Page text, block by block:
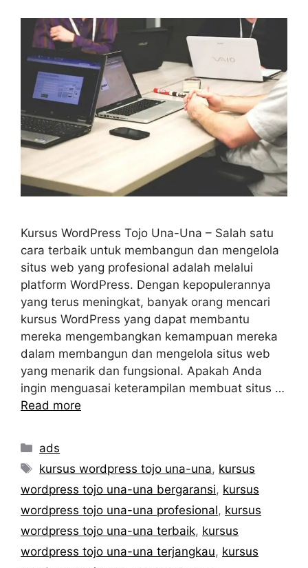
Kursus WordPress Tojo Una-Una – Salah satu
cara terbaik untuk membangun dan mengelola
situs web yang profesional adalah melalui
platform WordPress. Dengan kepopulerannya
yang terus meningkat, banyak orang mencari
kursus WordPress yang dapat membantu
mereka mengembangkan kemampuan mereka
dalam membangun dan mengelola situs web
yang menarik dan fungsional. Apakah Anda
ingin menguasai keterampilan membuat situs …
Read more
Categories
ads
Tags
kursus wordpress tojo una-una, kursus
wordpress tojo una-una bergaransi, kursus
wordpress tojo una-una profesional, kursus
wordpress tojo una-una terbaik, kursus
wordpress tojo una-una terjangkau, kursus